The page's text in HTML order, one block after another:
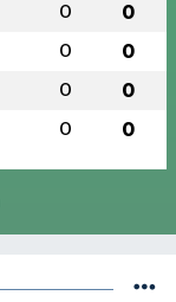
0 0
0 0
0 0
0 0